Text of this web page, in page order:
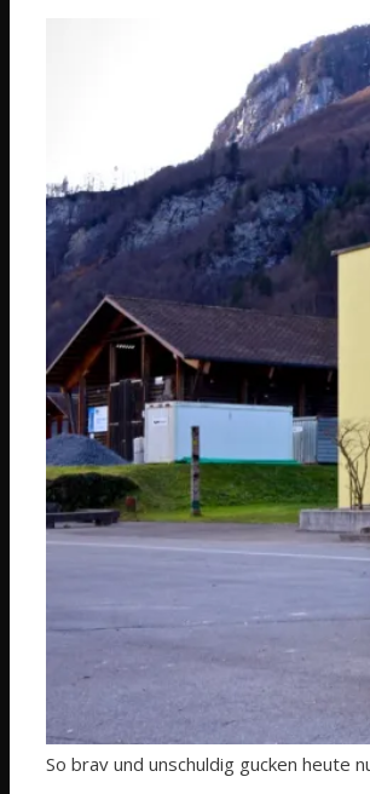
So brav und unschuldig gucken heute